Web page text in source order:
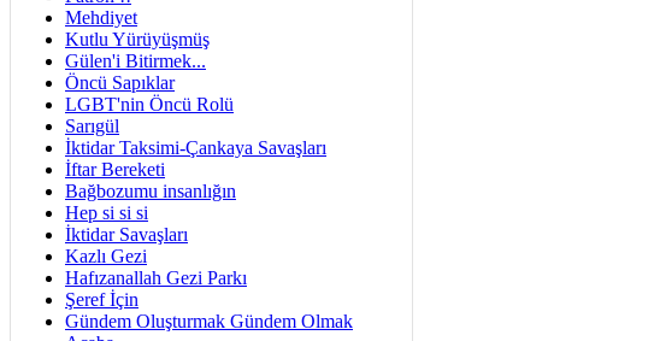
Mehdiyet
Kutlu Yürüyüşmüş
Gülen'i Bitirmek...
Öncü Sapıklar
LGBT'nin Öncü Rolü
Sarıgül
İktidar Taksimi-Çankaya Savaşları
İftar Bereketi
Bağbozumu insanlığın
Hep si si si
İktidar Savaşları
Kazlı Gezi
Hafızanallah Gezi Parkı
Şeref İçin
Gündem Oluşturmak Gündem Olmak